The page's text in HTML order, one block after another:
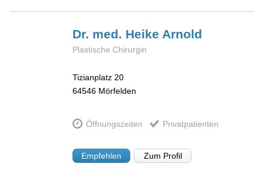
Dr. med. Heike Arnold
Plastische Chirurgin
Tizianplatz 20
64546 Mörfelden
Öffnungszeiten Privatpatienten
Empfehlen Zum Profil